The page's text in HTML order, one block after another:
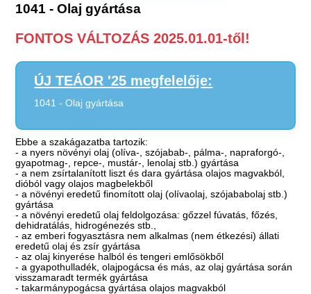
1041 - Olaj gyártása
FONTOS VÁLTOZÁS 2025.01.01-től!
ÚJ TEÁOR '25 megfelelője:
1041 - Olaj gyártása
Ebbe a szakágazatba tartozik:
- a nyers növényi olaj (olíva-, szójabab-, pálma-, napraforgó-,
gyapotmag-, repce-, mustár-, lenolaj stb.) gyártása
- a nem zsírtalanított liszt és dara gyártása olajos magvakból,
dióból vagy olajos magbelekből
- a növényi eredetű finomított olaj (olívaolaj, szójababolaj stb.)
gyártása
- a növényi eredetű olaj feldolgozása: gőzzel fúvatás, főzés,
dehidratálás, hidrogénezés stb.,
- az emberi fogyasztásra nem alkalmas (nem étkezési) állati
eredetű olaj és zsír gyártása
- az olaj kinyerése halból és tengeri emlősökből
- a gyapothulladék, olajpogácsa és más, az olaj gyártása során
visszamaradt termék gyártása
- takarmánypogácsa gyártása olajos magvakból